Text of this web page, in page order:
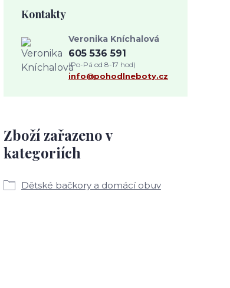
Zboží zařazeno v
kategoriích
Dětské bačkory a domácí obuv
Kontakty
Veronika Kníchalová
605 536 591
(Po-Pá od 8-17 hod)
info@pohodlneboty.cz